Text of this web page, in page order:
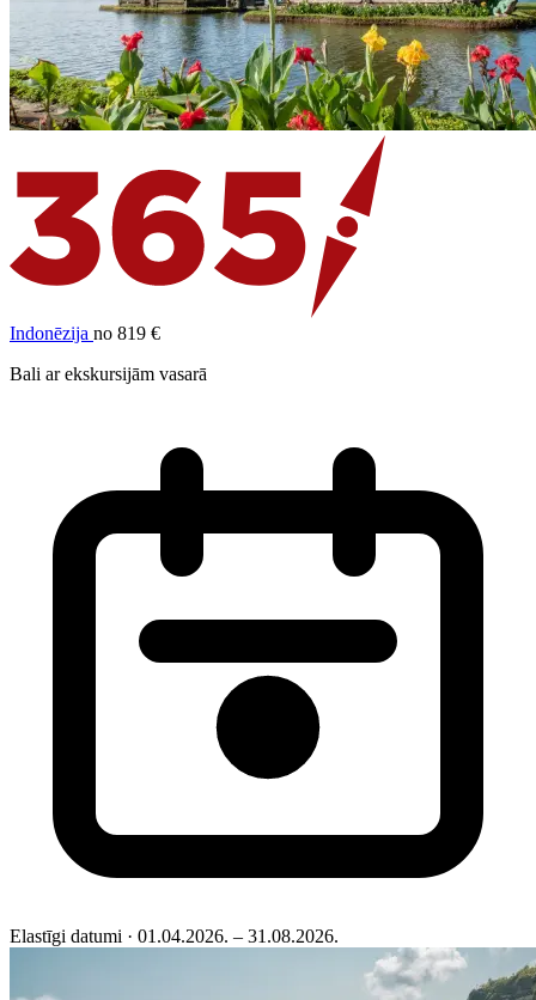
Indonēzija no 819 €
Bali ar ekskursijām vasarā
Elastīgi datumi · 01.04.2026. – 31.08.2026.